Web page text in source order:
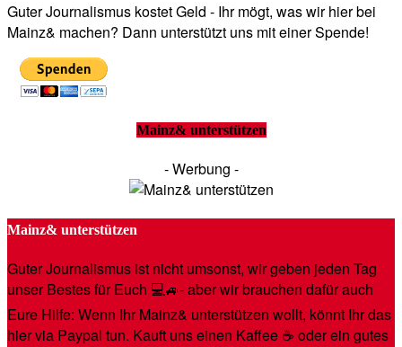
Guter Journalismus kostet Geld - Ihr mögt, was wir hier bei
Mainz& machen? Dann unterstützt uns mit einer Spende!
Mainz& unterstützen
- Werbung -
Mainz& unterstützen
Guter Journalismus ist nicht umsonst, wir geben jeden Tag
unser Bestes für Euch 💻🚙- aber wir brauchen dafür auch
Eure Hilfe: Wenn Ihr Mainz& unterstützen wollt, könnt Ihr das
hier via Paypal tun. Kauft uns einen Kaffee ☕️ oder ein gutes